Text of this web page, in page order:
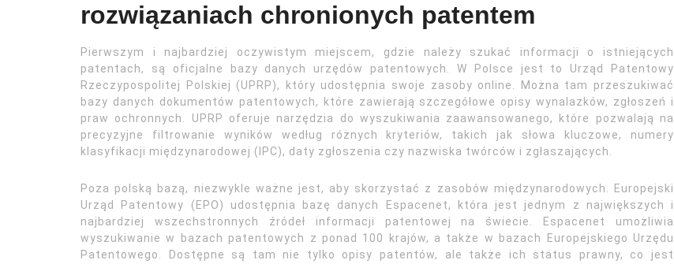
rozwiązaniach chronionych patentem
Pierwszym i najbardziej oczywistym miejscem, gdzie należy szukać informacji o istniejących
patentach, są oficjalne bazy danych urzędów patentowych. W Polsce jest to Urząd Patentowy
Rzeczypospolitej Polskiej (UPRP), który udostępnia swoje zasoby online. Można tam przeszukiwać
bazy danych dokumentów patentowych, które zawierają szczegółowe opisy wynalazków, zgłoszeń i
praw ochronnych. UPRP oferuje narzędzia do wyszukiwania zaawansowanego, które pozwalają na
precyzyjne filtrowanie wyników według różnych kryteriów, takich jak słowa kluczowe, numery
klasyfikacji międzynarodowej (IPC), daty zgłoszenia czy nazwiska twórców i zgłaszających.
Poza polską bazą, niezwykle ważne jest, aby skorzystać z zasobów międzynarodowych. Europejski
Urząd Patentowy (EPO) udostępnia bazę danych Espacenet, która jest jednym z największych i
najbardziej wszechstronnych źródeł informacji patentowej na świecie. Espacenet umożliwia
wyszukiwanie w bazach patentowych z ponad 100 krajów, a także w bazach Europejskiego Urzędu
Patentowego. Dostępne są tam nie tylko opisy patentów, ale także ich status prawny, co jest